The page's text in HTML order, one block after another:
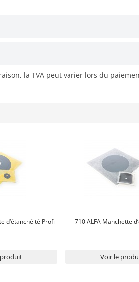
la TVA peut varier lors du
d‘étanchéité Profi 710 ALFA Manchette
Voir le